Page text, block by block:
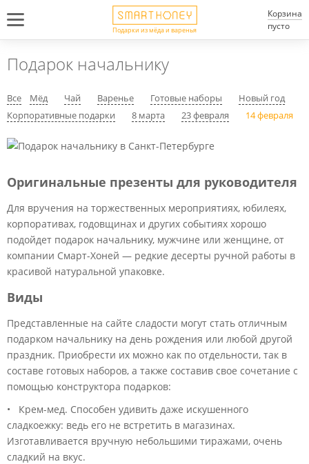
Подарки из мёда и варенья
Корзина
пусто
Подарок начальнику
Все Мёд Чай Варенье Готовые наборы
Новый год
Корпоративные подарки
8 марта 23 февраля 14 февраля
Оригинальные презенты для руководителя
Для вручения на торжественных мероприятиях, юбилеях,
корпоративах, годовщинах и других событиях хорошо
подойдет подарок начальнику, мужчине или женщине, от
компании Смарт-Хоней — редкие десерты ручной работы в
красивой натуральной упаковке.
Виды
Представленные на сайте сладости могут стать отличным
подарком начальнику на день рождения или любой другой
праздник. Приобрести их можно как по отдельности, так в
составе готовых наборов, а также составив свое сочетание с
помощью конструктора подарков:
• Крем-мед. Способен удивить даже искушенного
сладкоежку: ведь его не встретить в магазинах.
Изготавливается вручную небольшими тиражами, очень
сладкий на вкус.